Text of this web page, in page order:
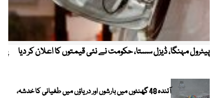
پیٹرول مہنگا، ڈیزل سستا، حکومت نے نئی قیمتوں کا اعلان کر دیا
آئندہ 48 گھنٹوں میں بارشوں اور دریاؤں میں طغیانی کا خدشہ،